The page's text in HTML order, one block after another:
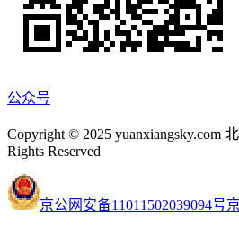
公众号
Copyright © 2025 yuanxiangsky.com
Rights Reserved
京公网安备11011502039094号